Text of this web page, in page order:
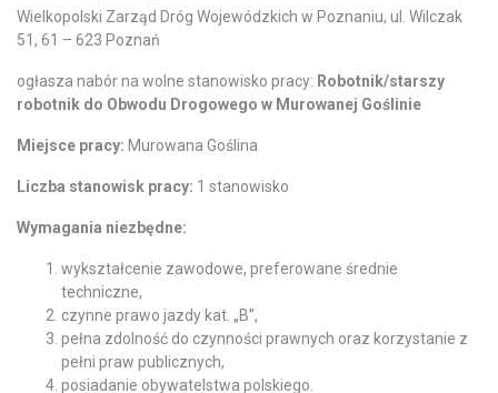
Wielkopolski Zarząd Dróg Wojewódzkich w Poznaniu, ul. Wilczak
51, 61 – 623 Poznań
ogłasza nabór na wolne stanowisko pracy: Robotnik/starszy
robotnik do Obwodu Drogowego w Murowanej Goślinie
Miejsce pracy: Murowana Goślina
Liczba stanowisk pracy: 1 stanowisko
Wymagania niezbędne:
wykształcenie zawodowe, preferowane średnie
techniczne,
czynne prawo jazdy kat. „B”,
pełna zdolność do czynności prawnych oraz korzystanie z
pełni praw publicznych,
posiadanie obywatelstwa polskiego.